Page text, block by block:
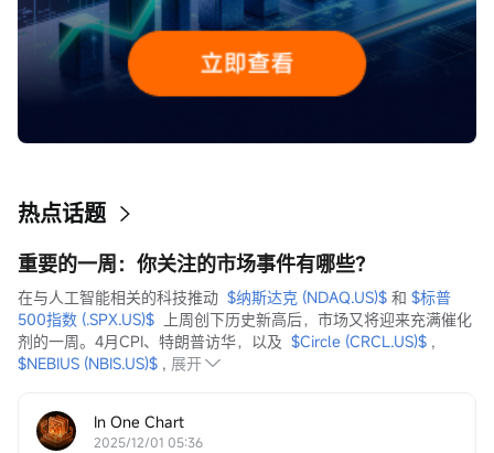
热点话题
重要的一周：你关注的市场事件有哪些？
在与人工智能相关的科技推动 $纳斯达克 (NDAQ.US)$ 和 $标普
500指数 (.SPX.US)$
  上周创下历史新高后，市场又将迎来充满催化
剂的一周。4月CPI、特朗普访华，以及 $Circle (CRCL.US)$
$NEBIUS (NBIS.US)$ , 展开
In One Chart
2025/12/01 05:36